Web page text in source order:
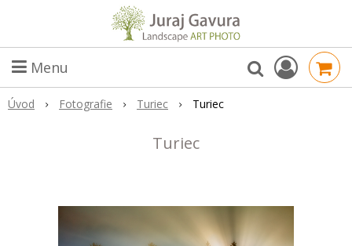
Menu
Úvod Fotografie Turiec Turiec
Turiec